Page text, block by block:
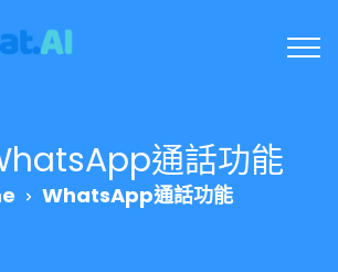
通話功能
WhatsApp通話功能